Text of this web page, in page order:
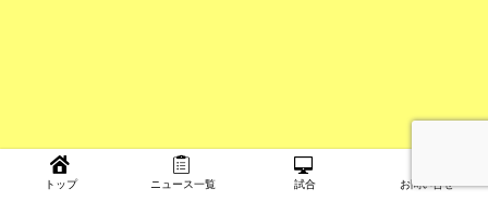
トップ ニュース一覧 試合 お問い合せ